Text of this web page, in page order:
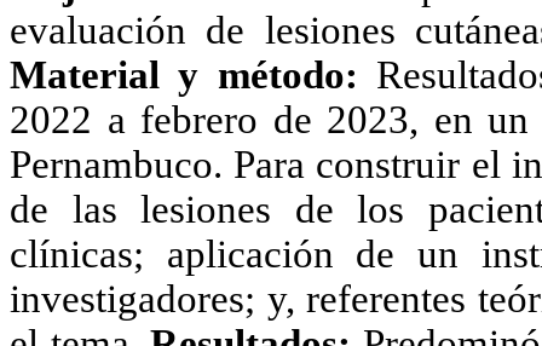
evaluación de lesiones
Material y método:
2022 a febrero de 2023, en
Pernambuco. Para construir el
de las lesiones de los
clínicas; aplicación de un
investigadores; y, referentes